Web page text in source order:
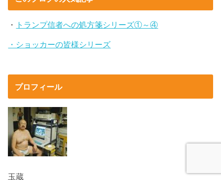
・ トランプ信者への処方箋シリーズ①～④
・ショッカーの皆様シリーズ
プロフィール
玉蔵